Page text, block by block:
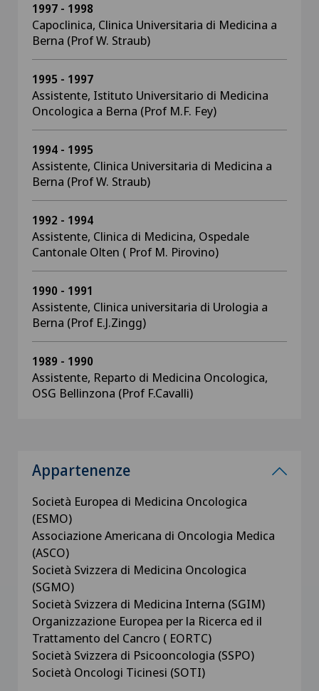
1997 - 1998
Capoclinica, Clinica Universitaria di Medicina a
Berna (Prof W. Straub)
1995 - 1997
Assistente, Istituto Universitario di Medicina
Oncologica a Berna (Prof M.F. Fey)
1994 - 1995
Assistente, Clinica Universitaria di Medicina a
Berna (Prof W. Straub)
1992 - 1994
Assistente, Clinica di Medicina, Ospedale
Cantonale Olten ( Prof M. Pirovino)
1990 - 1991
Assistente, Clinica universitaria di Urologia a
Berna (Prof E.J.Zingg)
1989 - 1990
Assistente, Reparto di Medicina Oncologica,
OSG Bellinzona (Prof F.Cavalli)
Appartenenze
Società Europea di Medicina Oncologica
(ESMO)
Associazione Americana di Oncologia Medica
(ASCO)
Società Svizzera di Medicina Oncologica
(SGMO)
Società Svizzera di Medicina Interna (SGIM)
Organizzazione Europea per la Ricerca ed il
Trattamento del Cancro ( EORTC)
Società Svizzera di Psicooncologia (SSPO)
Società Oncologi Ticinesi (SOTI)